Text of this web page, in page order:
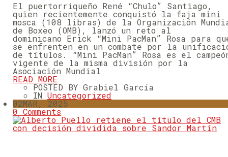
El puertorriqueño René “Chulo” Santiago,
quien recientemente conquistó la faja mini
mosca (108 libras) de la Organización
de Boxeo (OMB), lanzó un reto al
dominicano Erick “Mini PacMan” Rosa para
se enfrenten en un combate por la
de títulos. “Mini PacMan” Rosa es el
vigente de la misma división por la
Asociación Mundial
READ MORE
POSTED BY Grabiel García
IN Uncategorized
02MAR, 2025
0 Comments